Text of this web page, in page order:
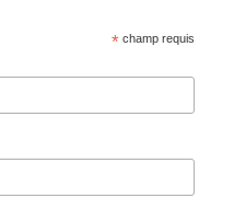
* champ requis